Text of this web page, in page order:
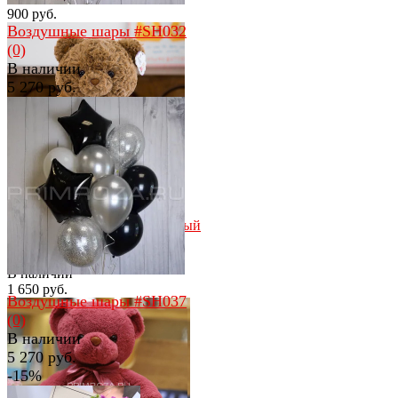
избранное сравнить
900 руб.
избранное сравнить
Мишка с бантиком коричневый
В наличии
1 650 руб.
избранное сравнить
Воздушные шары #SH032
(0)
В наличии
5 270 руб.
Воздушные шары #SH037
(0)
В наличии
5 270 руб.
-15%